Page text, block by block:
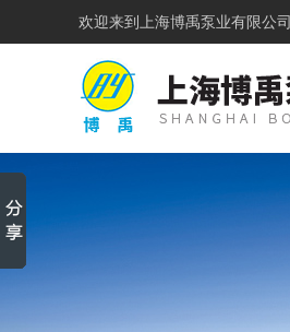
欢迎来到 上海博禹泵业有限公司